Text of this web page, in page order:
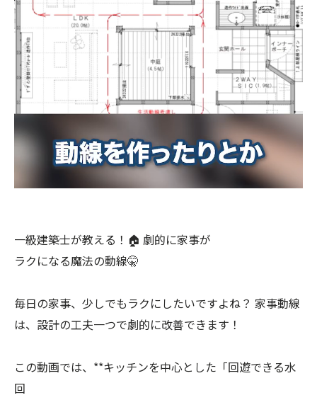
一級建築士が教える！🏠 劇的に家事が
ラクになる魔法の動線🤫
毎日の家事、少しでもラクにしたいですよね？ 家事動線
は、設計の工夫一つで劇的に改善できます！
この動画では、**キッチンを中心とした「回遊できる水
回